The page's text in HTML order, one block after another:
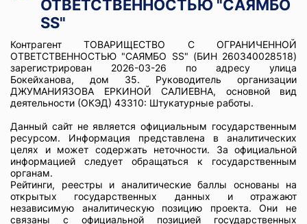
ОТВЕТСТВЕННОСТЬЮ "САЯМБО
SS"
Контрагент ТОВАРИЩЕСТВО С ОГРАНИЧЕННОЙ
ОТВЕТСТВЕННОСТЬЮ "САЯМБО SS" (БИН 260340028518)
зарегистрирован 2026-03-26 по адресу улица
Бокейханова, дом 35. Руководитель организации
ДЖУМАНИЯЗОВА ЕРКИНОЙ САЛИЕВНА, основной вид
деятельности (ОКЭД) 43310: Штукатурные работы.
Данный сайт не является официальным государственным
ресурсом. Информация представлена в аналитических
целях и может содержать неточности. За официальной
информацией следует обращаться к государственным
органам.
Рейтинги, реестры и аналитические баллы основаны на
открытых государственных данных и отражают
независимую аналитическую позицию проекта. Они не
связаны с официальной позицией государственных